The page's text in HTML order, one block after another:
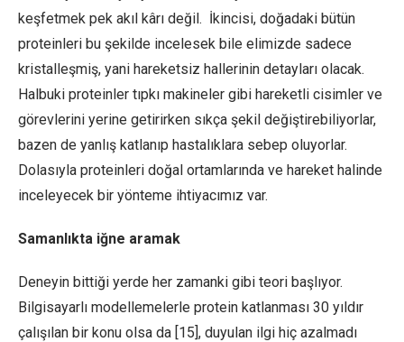
keşfetmek pek akıl kârı değil. İkincisi, doğadaki bütün
proteinleri bu şekilde incelesek bile elimizde sadece
kristalleşmiş, yani hareketsiz hallerinin detayları olacak.
Halbuki proteinler tıpkı makineler gibi hareketli cisimler ve
görevlerini yerine getirirken sıkça şekil değiştirebiliyorlar,
bazen de yanlış katlanıp hastalıklara sebep oluyorlar.
Dolasıyla proteinleri doğal ortamlarında ve hareket halinde
inceleyecek bir yönteme ihtiyacımız var.
Samanlıkta iğne aramak
Deneyin bittiği yerde her zamanki gibi teori başlıyor.
Bilgisayarlı modellemelerle protein katlanması 30 yıldır
çalışılan bir konu olsa da [15], duyulan ilgi hiç azalmadı